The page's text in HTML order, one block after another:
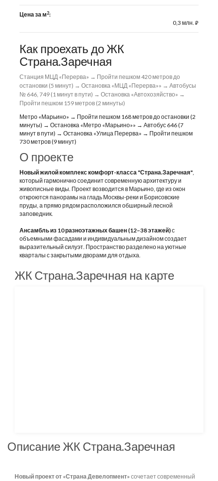
Цена за м2:
0,3 млн. ⃏
Как проехать до ЖК
Страна.Заречная
Станция МЦД «Перерва» → Пройти пешком 420 метров до
остановки (5 минут) → Остановка «МЦД «Перерва»» → Автобусы
№ 646, 749 (1 минут в пути) → Остановка «Автохозяйство» →
Пройти пешком 159 метров (2 минуты)
Метро «Марьино» → Пройти пешком 168 метров до остановки (2
минуты) → Остановка «Метро «Марьино»» → Автобус 646 (7
минут в пути) → Остановка «Улица Перерва» → Пройти пешком
730 метров (9 минут)
О проекте
Новый жилой комплекс комфорт-класса "Страна.Заречная",
который гармонично соединит современную архитектуру и
живописные виды. Проект возводится в Марьино, где из окон
откроются панорамы на гладь Москвы-реки и Борисовские
пруды, а прямо рядом расположился обширный лесной
заповедник.
Ансамбль из 10 разноэтажных башен (12–38 этажей)с
объемными фасадами и индивидуальным дизайном создает
выразительный силуэт. Пространство разделено на уютные
кварталы с закрытыми дворами для отдыха.
ЖК Страна.Заречная на карте
Описание ЖК Страна.Заречная
Новый проект от «Страна Девелопмент» сочетает современный